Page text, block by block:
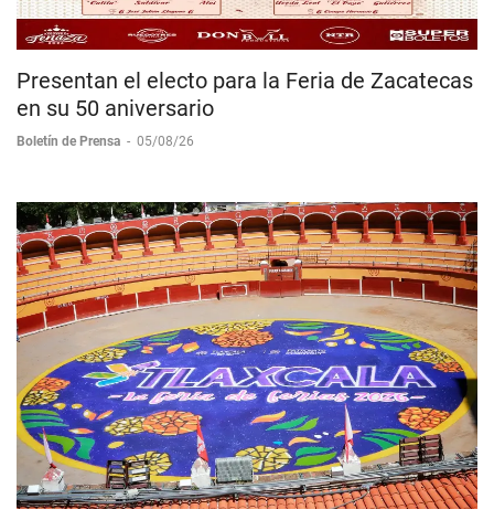
Presentan el electo para la Feria de Zacatecas
en su 50 aniversario
Boletín de Prensa - 05/08/26